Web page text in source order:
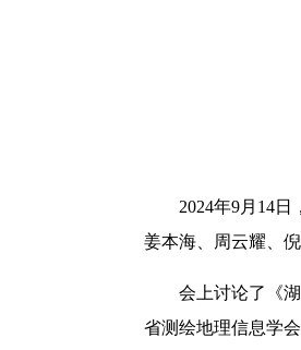
2024年9月14
姜本海、周云耀、
会上讨论了《
省测绘地理信息学